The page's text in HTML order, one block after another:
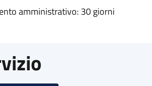
amministrativo: 30 giorni